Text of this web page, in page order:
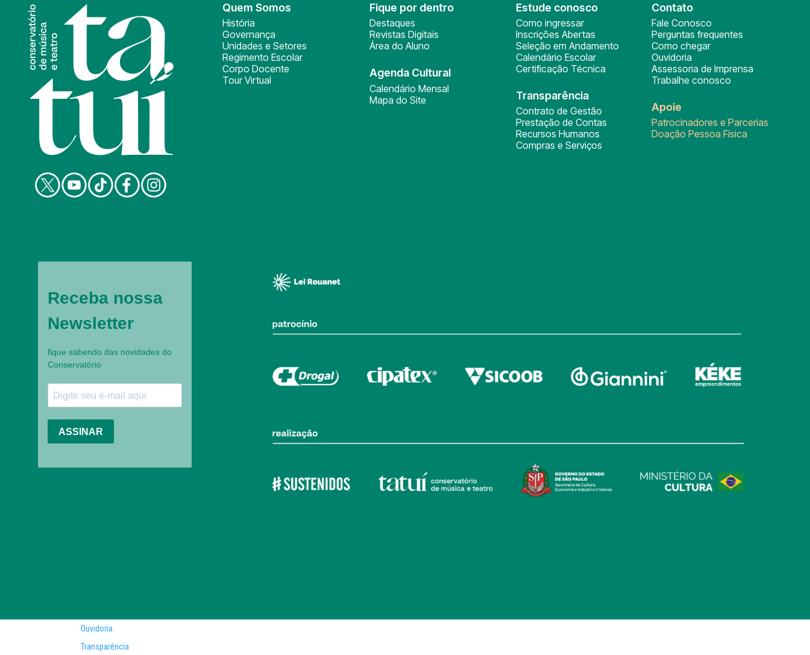
Quem Somos
História
Governança
Unidades e Setores
Regimento Escolar
Corpo Docente
Tour Virtual
Fique por dentro
Destaques
Revistas Digitais
Área do Aluno
Agenda Cultural
Calendário Mensal
Mapa do Site
Estude conosco
Como ingressar
Inscrições Abertas
Seleção em Andamento
Calendário Escolar
Certificação Técnica
Transparência
Contrato de Gestão
Prestação de Contas
Recursos Humanos
Compras e Serviços
Contato
Fale Conosco
Perguntas frequentes
Como chegar
Ouvidoria
Assessoria de Imprensa
Trabalhe conosco
Apoie
Patrocinadores e Parcerias
Doação Pessoa Física
Ouvidoria
Transparência